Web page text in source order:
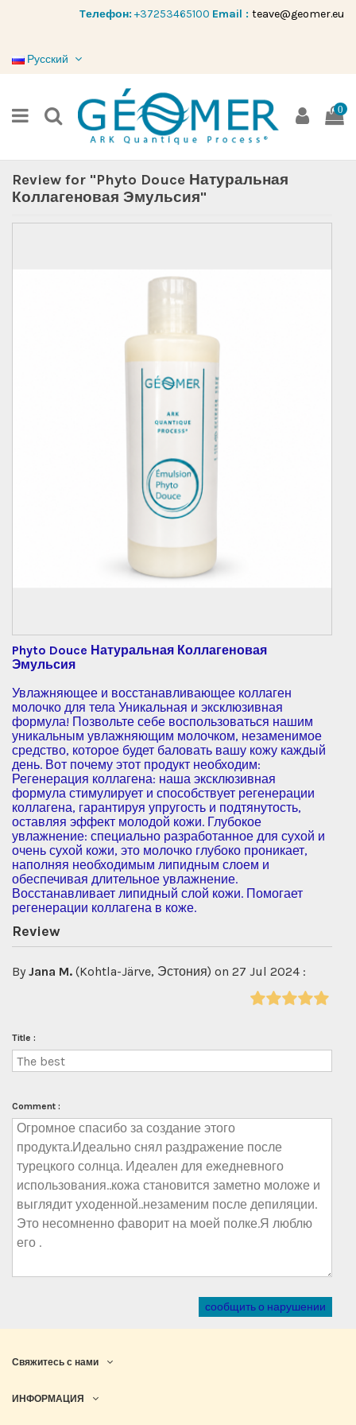
Tелефон: +37253465100 Email : teave@geomer.eu
Русский
0
Review for "Phyto Douce Натуральная
Коллагеновая Эмульсия"
Phyto Douce Натуральная Коллагеновая
Эмульсия
Увлажняющее и восстанавливающее коллаген
молочко для тела Уникальная и эксклюзивная
формула! Позвольте себе воспользоваться нашим
уникальным увлажняющим молочком, незаменимое
средство, которое будет баловать вашу кожу каждый
день. Вот почему этот продукт необходим:
Регенерация коллагена: наша эксклюзивная
формула стимулирует и способствует регенерации
коллагена, гарантируя упругость и подтянутость,
оставляя эффект молодой кожи. Глубокое
увлажнение: специально разработанное для сухой и
очень сухой кожи, это молочко глубоко проникает,
наполняя необходимым липидным слоем и
обеспечивая длительное увлажнение.
Восстанавливает липидный слой кожи. Помогает
регенерации коллагена в коже.
Review
By Jana M. (Kohtla-Järve, Эстония) on 27 Jul 2024 :
Title :
Comment :
сообщить о нарушении
Свяжитесь с нами
ИНФОРМАЦИЯ